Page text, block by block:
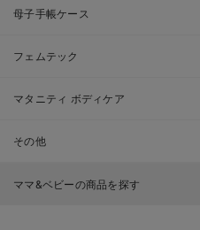
母子手帳ケース
フェムテック
マタニティ ボディケア
その他
ママ&ベビーの商品を探す